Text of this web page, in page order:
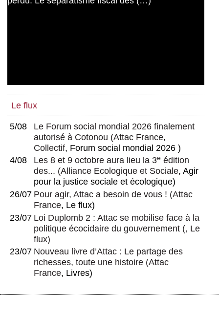
Le flux
5/08
Le Forum social mondial 2026 finalement
autorisé à Cotonou (Attac France,
Collectif, Forum social mondial 2026 )
4/08
Les 8 et 9 octobre aura lieu la 3e édition
des... (Alliance Ecologique et Sociale, Agir
pour la justice sociale et écologique)
26/07 Pour agir, Attac a besoin de vous ! (Attac
France, Le flux)
23/07 Loi Duplomb 2 : Attac se mobilise face à la
politique écocidaire du gouvernement (, Le
flux)
23/07 Nouveau livre d’Attac : Le partage des
richesses, toute une histoire (Attac
France, Livres)